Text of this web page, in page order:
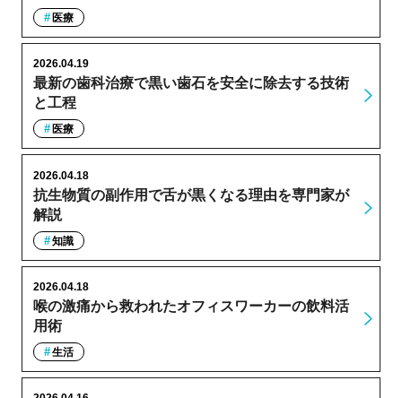
医療
最新の歯科治療で黒い歯石を安全に除去する技術
と工程
2026.04.19
医療
抗生物質の副作用で舌が黒くなる理由を専門家が
解説
2026.04.18
知識
喉の激痛から救われたオフィスワーカーの飲料活
用術
2026.04.18
生活